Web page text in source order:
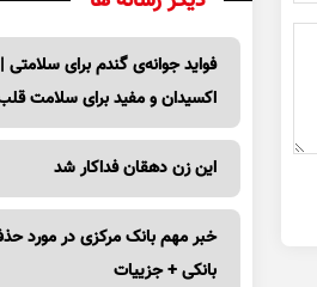
اکسیدان و مفید برای سلامت قلب
بانکی + جزییات